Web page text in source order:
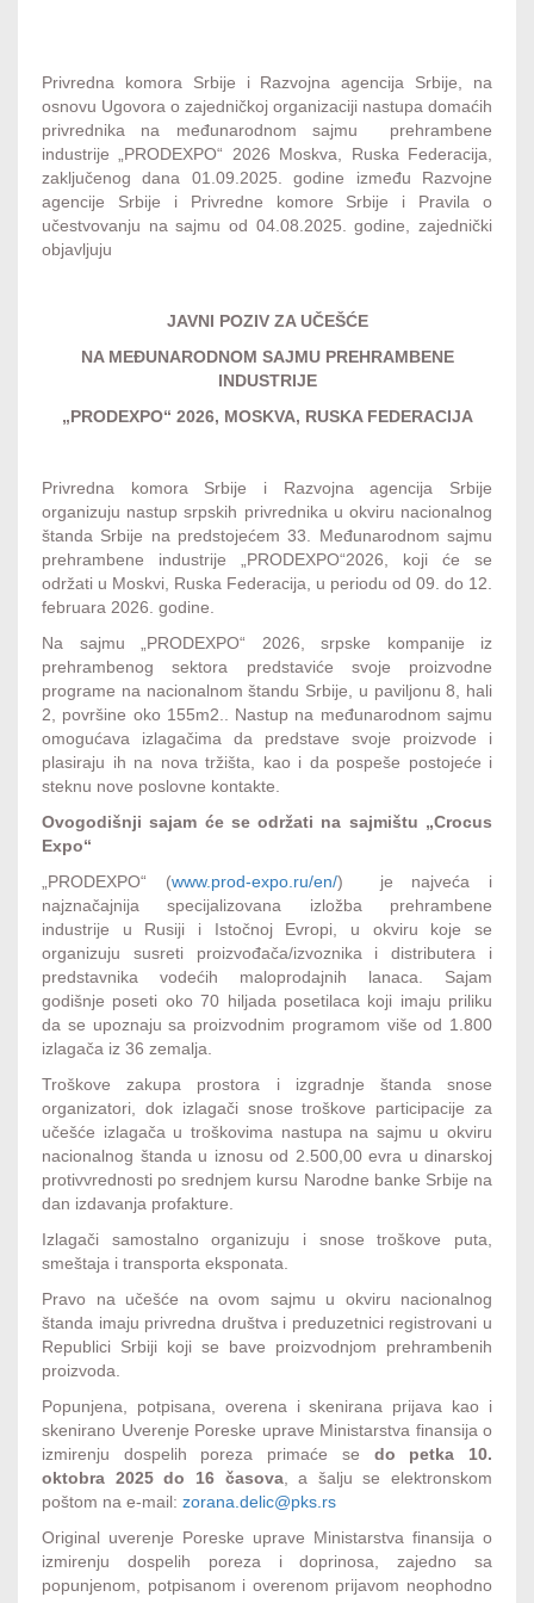
Privredna komora Srbije i Razvojna agencija Srbije, na
osnovu Ugovora o zajedničkoj organizaciji nastupa domaćih
privrednika na međunarodnom sajmu prehrambene
industrije „PRODEXPO“ 2026 Moskva, Ruska Federacija,
zaključenog dana 01.09.2025. godine između Razvojne
agencije Srbije i Privredne komore Srbije i Pravila o
učestvovanju na sajmu od 04.08.2025. godine, zajednički
objavljuju
JAVNI POZIV ZA UČEŠĆE
NA MEĐUNARODNOM SAJMU PREHRAMBENE
INDUSTRIJE
„PRODEXPO“ 2026, MOSKVA, RUSKA FEDERACIJA
Privredna komora Srbije i Razvojna agencija Srbije
organizuju nastup srpskih privrednika u okviru nacionalnog
štanda Srbije na predstojećem 33. Međunarodnom sajmu
prehrambene industrije „PRODEXPO“2026, koji će se
održati u Moskvi, Ruska Federacija, u periodu od 09. do 12.
februara 2026. godine.
Na sajmu „PRODEXPO“ 2026, srpske kompanije iz
prehrambenog sektora predstaviće svoje proizvodne
programe na nacionalnom štandu Srbije, u paviljonu 8, hali
2, površine oko 155m2.. Nastup na međunarodnom sajmu
omogućava izlagačima da predstave svoje proizvode i
plasiraju ih na nova tržišta, kao i da pospeše postojeće i
steknu nove poslovne kontakte.
Ovogodišnji sajam će se održati na sajmištu „Crocus
Expo“
„PRODEXPO“ (www.prod-expo.ru/en/) je najveća i
najznačajnija specijalizovana izložba prehrambene
industrije u Rusiji i Istočnoj Evropi, u okviru koje se
organizuju susreti proizvođača/izvoznika i distributera i
predstavnika vodećih maloprodajnih lanaca. Sajam
godišnje poseti oko 70 hiljada posetilaca koji imaju priliku
da se upoznaju sa proizvodnim programom više od 1.800
izlagača iz 36 zemalja.
Troškove zakupa prostora i izgradnje štanda snose
organizatori, dok izlagači snose troškove participacije za
učešće izlagača u troškovima nastupa na sajmu u okviru
nacionalnog štanda u iznosu od 2.500,00 evra u dinarskoj
protivvrednosti po srednjem kursu Narodne banke Srbije na
dan izdavanja profakture.
Izlagači samostalno organizuju i snose troškove puta,
smeštaja i transporta eksponata.
Pravo na učešće na ovom sajmu u okviru nacionalnog
štanda imaju privredna društva i preduzetnici registrovani u
Republici Srbiji koji se bave proizvodnjom prehrambenih
proizvoda.
Popunjena, potpisana, overena i skenirana prijava kao i
skenirano Uverenje Poreske uprave Ministarstva finansija o
izmirenju dospelih poreza primaće se do petka 10.
oktobra 2025 do 16 časova, a šalju se elektronskom
poštom na e-mail: zorana.delic@pks.rs
Original uverenje Poreske uprave Ministarstva finansija o
izmirenju dospelih poreza i doprinosa, zajedno sa
popunjenom, potpisanom i overenom prijavom neophodno